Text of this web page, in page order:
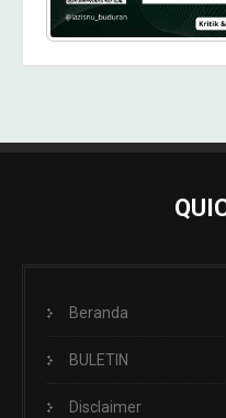
Beranda
BULETIN
Disclaimer